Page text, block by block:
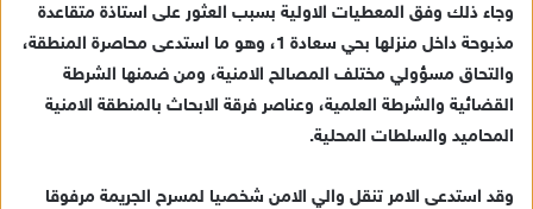
وجاء ذلك وفق المعطيات الاولية بسبب العثور على استاذة متقاعدة
مذبوحة داخل منزلها بحي سعادة 1، وهو ما استدعى محاصرة المنطقة،
والتحاق مسؤولي مختلف المصالح الامنية، ومن ضمنها الشرطة
القضائية والشرطة العلمية، وعناصر فرقة الابحاث بالمنطقة الامنية
المحاميد والسلطات المحلية.
وقد استدعى الامر تنقل والي الامن شخصيا لمسرح الجريمة مرفوقا